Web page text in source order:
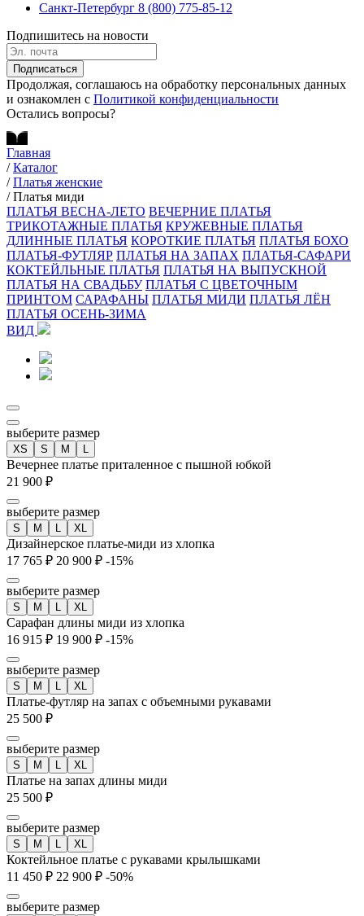
Санкт-Петербург 8 (800) 775-85-12
Подпишитесь на новости
Подписаться
Продолжая, соглашаюсь на обработку персональных данных
и ознакомлен с Политикой конфиденциальности
Остались вопросы?
Главная
/ Каталог
/ Платья женские
/ Платья миди
ПЛАТЬЯ ВЕСНА-ЛЕТО ВЕЧЕРНИЕ ПЛАТЬЯ
ТРИКОТАЖНЫЕ ПЛАТЬЯ КРУЖЕВНЫЕ ПЛАТЬЯ
ДЛИННЫЕ ПЛАТЬЯ КОРОТКИЕ ПЛАТЬЯ ПЛАТЬЯ БОХО
ПЛАТЬЯ-ФУТЛЯР ПЛАТЬЯ НА ЗАПАХ ПЛАТЬЯ-САФАРИ
КОКТЕЙЛЬНЫЕ ПЛАТЬЯ ПЛАТЬЯ НА ВЫПУСКНОЙ
ПЛАТЬЯ НА СВАДЬБУ ПЛАТЬЯ С ЦВЕТОЧНЫМ
ПРИНТОМ САРАФАНЫ ПЛАТЬЯ МИДИ ПЛАТЬЯ ЛЁН
ПЛАТЬЯ ОСЕНЬ-ЗИМА
ВИД
выберите размер
XS S M L
Вечернее платье приталенное с пышной юбкой
21 900 ₽
выберите размер
S M L XL
Дизайнерское платье-миди из хлопка
17 765 ₽ 20 900 ₽ -15%
выберите размер
S M L XL
Сарафан длины миди из хлопка
16 915 ₽ 19 900 ₽ -15%
выберите размер
S M L XL
Платье-футляр на запах с объемными рукавами
25 500 ₽
выберите размер
S M L XL
Платье на запах длины миди
25 500 ₽
выберите размер
S M L XL
Коктейльное платье с рукавами крылышками
11 450 ₽ 22 900 ₽ -50%
выберите размер